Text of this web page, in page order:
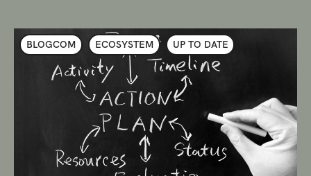
BLOGCOM ECOSYSTEM UP TO DATE